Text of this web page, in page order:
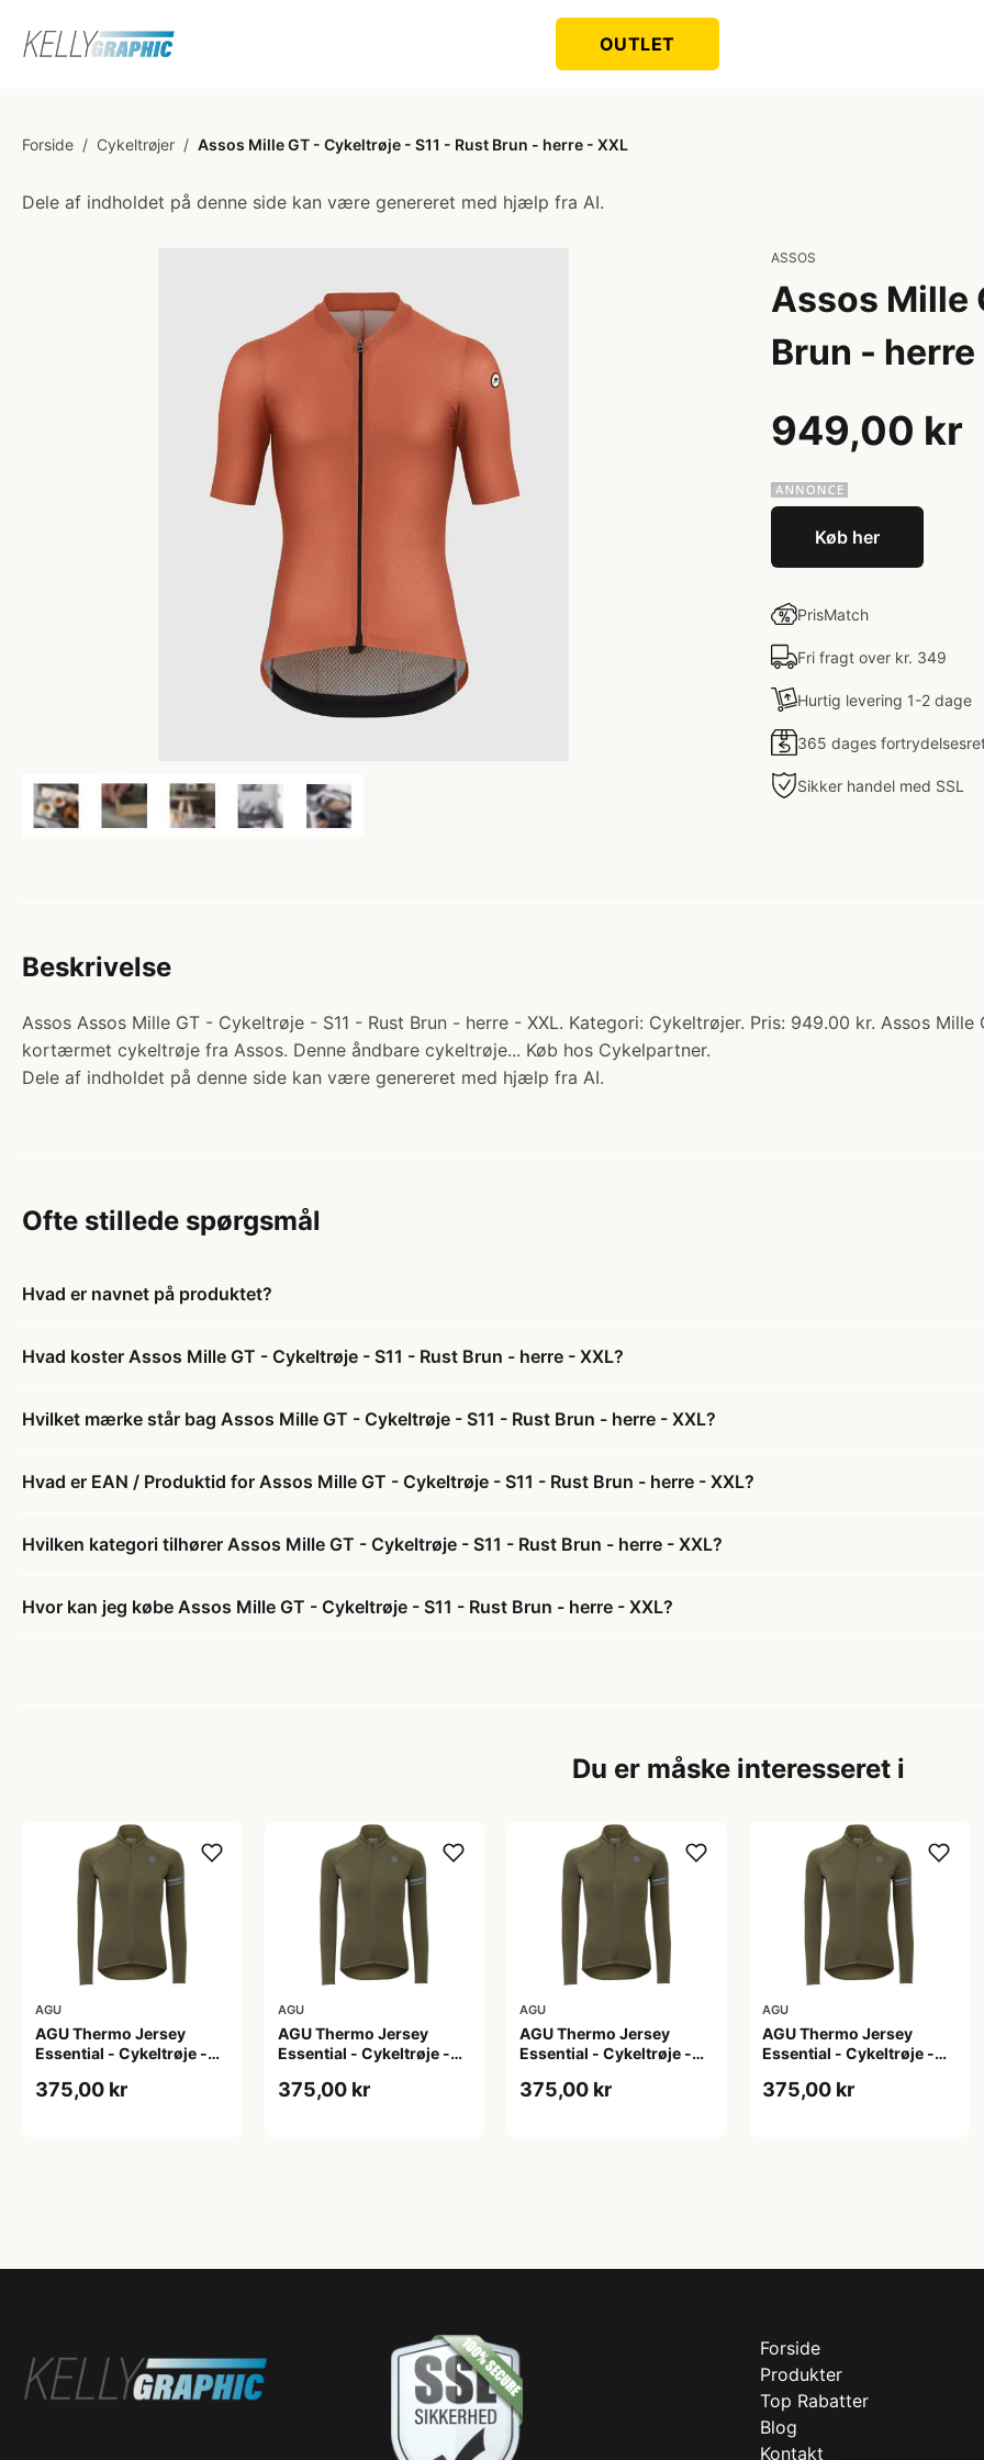
OUTLET
Forside / Cykeltrøjer / Assos Mille GT - Cykeltrøje - S11 - Rust Brun - herre - XXL
Dele af indholdet på denne side kan være genereret med hjælp fra AI.
ASSOS
Assos Mille
Brun - herre
949,00 kr
Køb her
PrisMatch
Fri fragt over kr. 349
Hurtig levering 1-2 dage
365 dages
Sikker handel med SSL
Beskrivelse
Assos Assos Mille GT - Cykeltrøje - S11 - Rust Brun - herre - XXL. Kategori: Cykeltrøjer. Pris: 949.00 kr. Assos
kortærmet cykeltrøje fra Assos. Denne åndbare cykeltrøje... Køb hos Cykelpartner.
Dele af indholdet på denne side kan være genereret med hjælp fra AI.
Ofte stillede spørgsmål
Hvad er navnet på produktet?
Hvad koster Assos Mille GT - Cykeltrøje - S11 - Rust Brun - herre - XXL?
Hvilket mærke står bag Assos Mille GT - Cykeltrøje - S11 - Rust Brun - herre - XXL?
Hvad er EAN / Produktid for Assos Mille GT - Cykeltrøje - S11 - Rust Brun - herre - XXL?
Hvilken kategori tilhører Assos Mille GT - Cykeltrøje - S11 - Rust Brun - herre - XXL?
Hvor kan jeg købe Assos Mille GT - Cykeltrøje - S11 - Rust Brun - herre - XXL?
Du er måske interesseret i
AGU
AGU Thermo Jersey
Essential - Cykeltrøje -
375,00 kr
AGU
AGU Thermo Jersey
Essential - Cykeltrøje -
M
375,00 kr
AGU
AGU Thermo Jersey
Essential - Cykeltrøje -
375,00 kr
AGU
AGU Thermo Jersey
Essential - Cykeltrøje -
XL
375,00 kr
Forside
Produkter
Top Rabatter
Blog
Kontakt